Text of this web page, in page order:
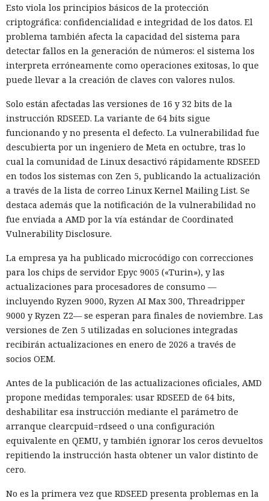
Esto viola los principios básicos de la protección
criptográfica: confidencialidad e integridad de los datos. El
problema también afecta la capacidad del sistema para
detectar fallos en la generación de números: el sistema los
interpreta erróneamente como operaciones exitosas, lo que
puede llevar a la creación de claves con valores nulos.
Solo están afectadas las versiones de 16 y 32 bits de la
instrucción RDSEED. La variante de 64 bits sigue
funcionando y no presenta el defecto. La vulnerabilidad fue
descubierta por un ingeniero de Meta en octubre, tras lo
cual la comunidad de Linux desactivó rápidamente RDSEED
en todos los sistemas con Zen 5, publicando la actualización
a través de la lista de correo Linux Kernel Mailing List. Se
destaca además que la notificación de la vulnerabilidad no
fue enviada a AMD por la vía estándar de Coordinated
Vulnerability Disclosure.
La empresa ya ha publicado microcódigo con correcciones
para los chips de servidor Epyc 9005 («Turin»), y las
actualizaciones para procesadores de consumo —
incluyendo Ryzen 9000, Ryzen AI Max 300, Threadripper
9000 y Ryzen Z2— se esperan para finales de noviembre. Las
versiones de Zen 5 utilizadas en soluciones integradas
recibirán actualizaciones en enero de 2026 a través de
socios OEM.
Antes de la publicación de las actualizaciones oficiales, AMD
propone medidas temporales: usar RDSEED de 64 bits,
deshabilitar esa instrucción mediante el parámetro de
arranque clearcpuid=rdseed o una configuración
equivalente en QEMU, y también ignorar los ceros devueltos
repitiendo la instrucción hasta obtener un valor distinto de
cero.
No es la primera vez que RDSEED presenta problemas en la